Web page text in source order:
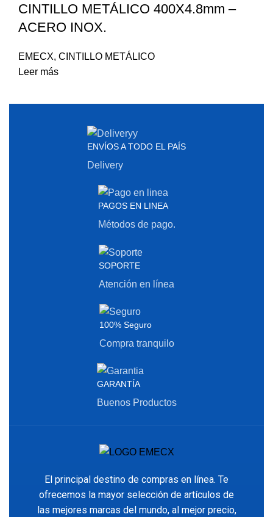
CINTILLO METÁLICO 400X4.8mm –
ACERO INOX.
EMECX, CINTILLO METÁLICO
Leer más
ENVÍOS A TODO EL PAÍS
Delivery
PAGOS EN LINEA
Métodos de pago.
SOPORTE
Atención en línea
100% Seguro
Compra tranquilo
GARANTÍA
Buenos Productos
El principal destino de compras en línea. Te
ofrecemos la mayor selección de artículos de
las mejores marcas del mundo, al mejor precio,